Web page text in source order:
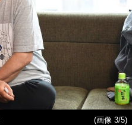
(画像 3/5)